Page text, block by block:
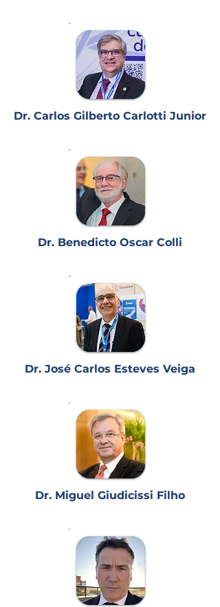
Dr. Carlos Gilberto Carlotti Junior
Dr. Benedicto Oscar Colli
Dr. José Carlos Esteves Veiga
Dr. Miguel Giudicissi Filho